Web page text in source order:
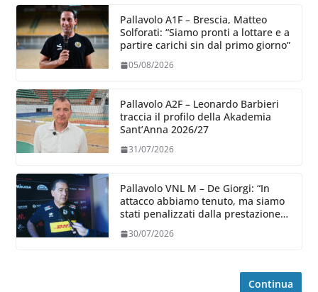
Pallavolo A1F – Brescia, Matteo
Solforati: “Siamo pronti a lottare e a
partire carichi sin dal primo giorno”
05/08/2026
Pallavolo A2F – Leonardo Barbieri
traccia il profilo della Akademia
Sant’Anna 2026/27
31/07/2026
Pallavolo VNL M – De Giorgi: “In
attacco abbiamo tenuto, ma siamo
stati penalizzati dalla prestazione
30/07/2026
Continua